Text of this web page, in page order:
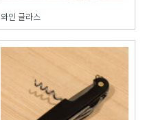
와인 글라스